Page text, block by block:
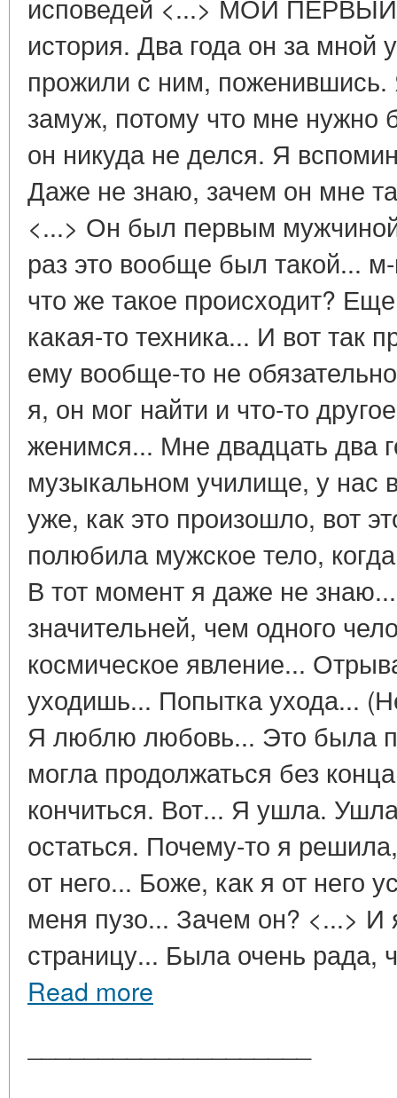
исповедей <...> МОЙ ПЕРВЫЙ
история. Два года он за мной
прожили с ним, поженившись.
замуж, потому что мне нужно
он никуда не делся. Я
Даже не знаю, зачем он мне
<...> Он был первым
раз это вообще был такой...
что же такое происходит?
какая-то техника... И вот так
ему вообще-то не
я, он мог найти и что-то
женимся... Мне двадцать два
музыкальном училище, у нас
уже, как это произошло, вот
полюбила мужское тело,
В тот момент я даже не
значительней, чем одного
космическое явление...
уходишь... Попытка ухода...
Я люблю любовь... Это была
могла продолжаться без
кончиться. Вот... Я ушла.
остаться. Почему-то я
от него... Боже, как я от него
меня пузо... Зачем он? <...> И
страницу... Была очень рада,
Read more